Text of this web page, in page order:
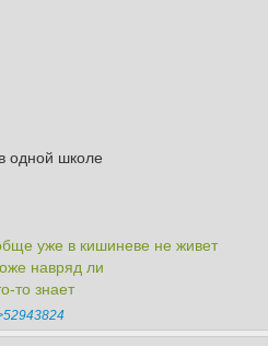
одной школе
уже в кишиневе не живет
навряд ли
то знает